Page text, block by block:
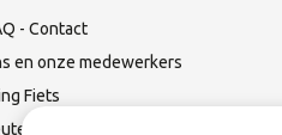
- Contact
en onze medewerkers
Fiets
Verloren?